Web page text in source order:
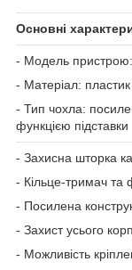
Основні
- Модель пристрою:
- Матеріал:
- Тип чохла:
функцією підставки
- Захисна шторка
- Кільце-тримач та
- Посилена
- Захист усього
- Можливість